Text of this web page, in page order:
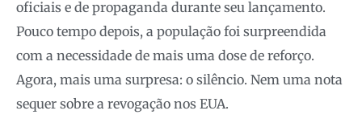
oficiais e de propaganda durante seu lançamento.
Pouco tempo depois, a população foi surpreendida
com a necessidade de mais uma dose de reforço.
Agora, mais uma surpresa: o silêncio. Nem uma nota
sequer sobre a revogação nos EUA.